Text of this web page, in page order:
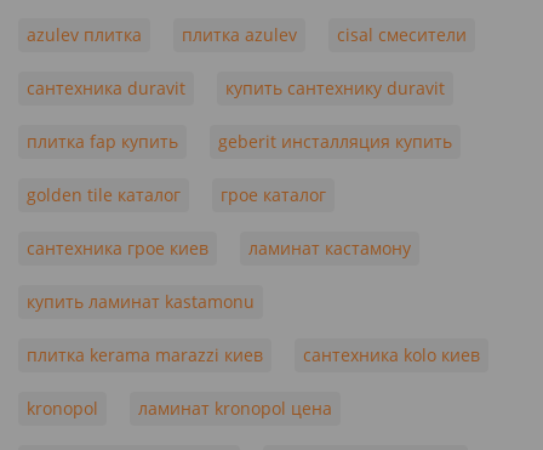
azulev плитка плитка azulev cisal смесители
сантехника duravit купить сантехнику duravit
плитка fap купить geberit инсталляция купить
golden tile каталог грое каталог
сантехника грое киев ламинат кастамону
купить ламинат kastamonu
плитка kerama marazzi киев сантехника kolo киев
kronopol ламинат kronopol цена